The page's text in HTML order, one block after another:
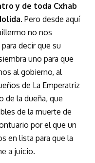
y de toda Cxhab
. Pero desde aquí
no nos
decir que su
uno para que
al gobierno, al
de La Emperatriz
de la dueña, que
de la muerte de
por el que un
en lista para que la
a juicio.